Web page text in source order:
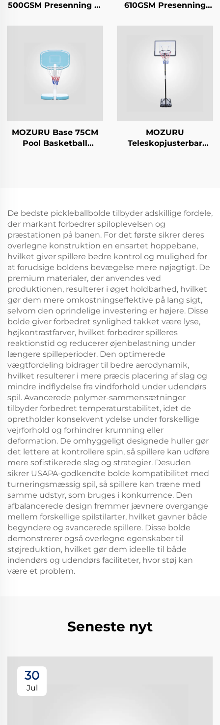
500GSM Presenning 10
610GSM Presenning
MOZURU Base 75CM
Pool Basketball
MOZURU
Teleskopjusterbar
De bedste pickleballbolde tilbyder adskillige fordele,
der markant forbedrer spiloplevelsen og
præstationen på banen. For det første sikrer deres
overlegne konstruktion en ensartet hoppebane,
hvilket giver spillere bedre kontrol og mulighed for
at forudsige boldens bevægelse mere nøjagtigt. De
premium materialer, der anvendes ved
produktionen, resulterer i øget holdbarhed, hvilket
gør dem mere omkostningseffektive på lang sigt,
selvom den oprindelige investering er højere. Disse
bolde giver forbedret synlighed takket være lyse,
højkontrastfarver, hvilket forbedrer spilleres
reaktionstid og reducerer øjenbelastning under
længere spilleperioder. Den optimerede
vægtfordeling bidrager til bedre aerodynamik,
hvilket resulterer i mere præcis placering af slag og
mindre indflydelse fra vindforhold under udendørs
spil. Avancerede polymer-sammensætninger
tilbyder forbedret temperaturstabilitet, idet de
opretholder konsekvent ydelse under forskellige
vejrforhold og forhindrer krumning eller
deformation. De omhyggeligt designede huller gør
det lettere at kontrollere spin, så spillere kan udføre
mere sofistikerede slag og strategier. Desuden
sikrer USAPA-godkendte bolde kompatibilitet med
turneringsmæssig spil, så spillere kan træne med
samme udstyr, som bruges i konkurrence. Den
afbalancerede design fremmer jævnere overgange
mellem forskellige spilstilarter, hvilket gavner både
begyndere og avancerede spillere. Disse bolde
demonstrerer også overlegne egenskaber til
støjreduktion, hvilket gør dem ideelle til både
indendørs og udendørs faciliteter, hvor støj kan
være et problem.
Seneste nyt
30
Jul